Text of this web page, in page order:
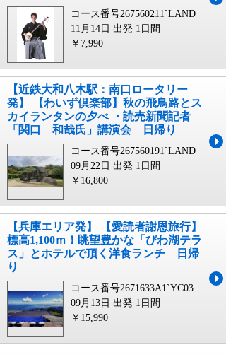
コース番号267560211`LAND
11月14日 出発 1日間
￥7,990
【近鉄大和八木駅：南口ロータリー
発】 【わいず倶楽部】秋の飛鳥路とス
カイランタンの夕べ ・読売新聞記者
「関口 和哉氏」講演会 日帰り
コース番号267560191`LAND
09月22日 出発 1日間
￥16,800
【兵庫エリア発】 【愛読者謝恩旅行】
標高1,100ｍ！眺望豊かな「びわ湖テラ
ス」とホテルで頂く洋食ランチ 日帰
り
コース番号2671633A1`YC03
09月13日 出発 1日間
￥15,990